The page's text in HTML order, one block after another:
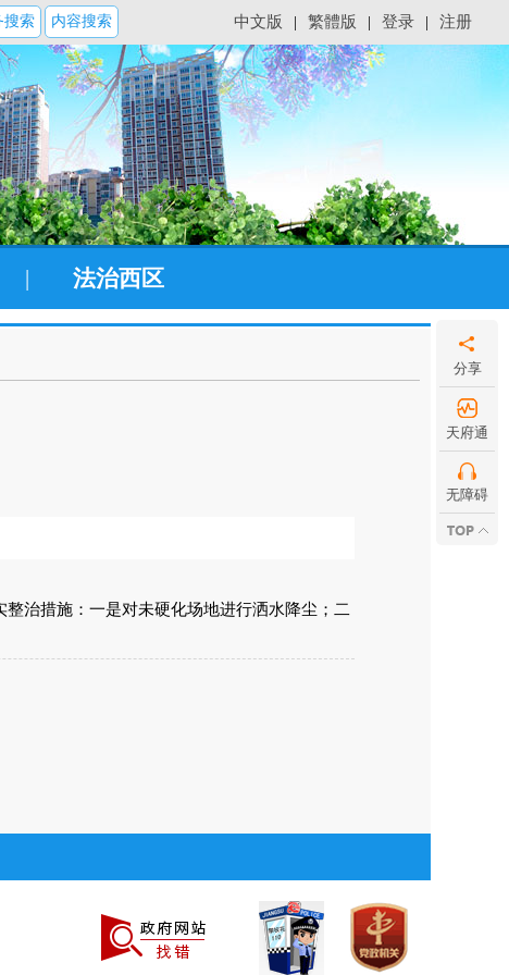
搜索 内容搜索 中文版 | 繁體版 | 登录 | 注册
| 法治西区
治措施：一是对未硬化场地进行洒水降尘；二
分享
天府通
无障碍